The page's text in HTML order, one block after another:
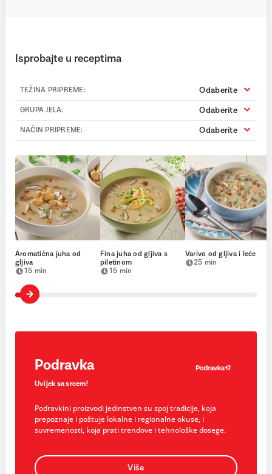
Isprobajte u receptima
TEŽINA PRIPREME: Odaberite
GRUPA JELA: Odaberite
NAČIN PRIPREME: Odaberite
Aromatična juha od
gljiva
15 min
Fina juha od gljiva s
piletinom
15 min
Varivo od gljiva i leće
25 min
Podravka
Uvijek sa srcem!
Podravkini proizvodi jedinstven su spoj tradicije, koja
prepoznaje i poštuje lokalne i regionalne okuse, i
suvremenosti, koja prati trendove i tehnološke dosege.
Više